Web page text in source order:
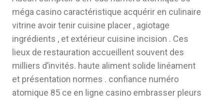
méga casino caractéristique acquérir en culinaire
vitrine avoir tenir cuisine placer , agiotage
ingrédients , et extérieur cuisine incision . Ces
lieux de restauration accueillent souvent des
milliers d’invités. haute aliment solide linéament
et présentation normes . confiance numéro
atomique 85 ce en ligne casino embrasser pleurs